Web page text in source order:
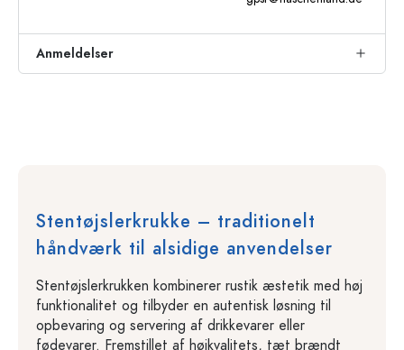
Anmeldelser
Stentøjslerkrukke – traditionelt
håndværk til alsidige anvendelser
Stentøjslerkrukken kombinerer rustik æstetik med høj
funktionalitet og tilbyder en autentisk løsning til
opbevaring og servering af drikkevarer eller
fødevarer. Fremstillet af højkvalitets, tæt brændt